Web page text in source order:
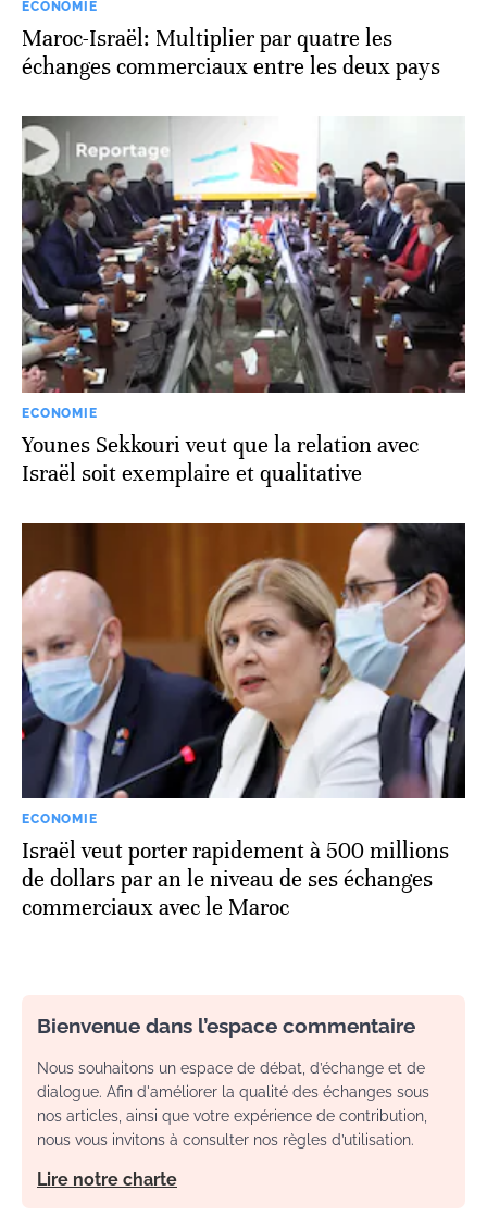
ECONOMIE
Maroc-Israël: Multiplier par quatre les
échanges commerciaux entre les deux pays
ECONOMIE
Younes Sekkouri veut que la relation avec
Israël soit exemplaire et qualitative
ECONOMIE
Israël veut porter rapidement à 500 millions
de dollars par an le niveau de ses échanges
commerciaux avec le Maroc
Bienvenue dans l’espace commentaire
Nous souhaitons un espace de débat, d’échange et de
dialogue. Afin d'améliorer la qualité des échanges sous
nos articles, ainsi que votre expérience de contribution,
nous vous invitons à consulter nos règles d’utilisation.
Lire notre charte